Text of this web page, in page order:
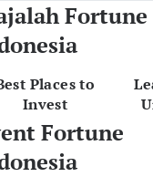
Fortune
Places to
Invest
Fortune